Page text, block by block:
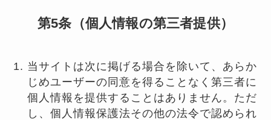
第5条（個人情報の第三者提供）
当サイトは次に掲げる場合を除いて、あらか
じめユーザーの同意を得ることなく第三者に
個人情報を提供することはありません。ただ
し、個人情報保護法その他の法令で認められ